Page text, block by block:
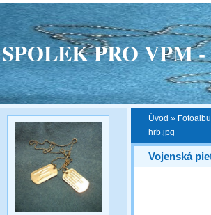
SPOLEK PRO VPM -
Úvod »
hrb.jpg
Vojenská